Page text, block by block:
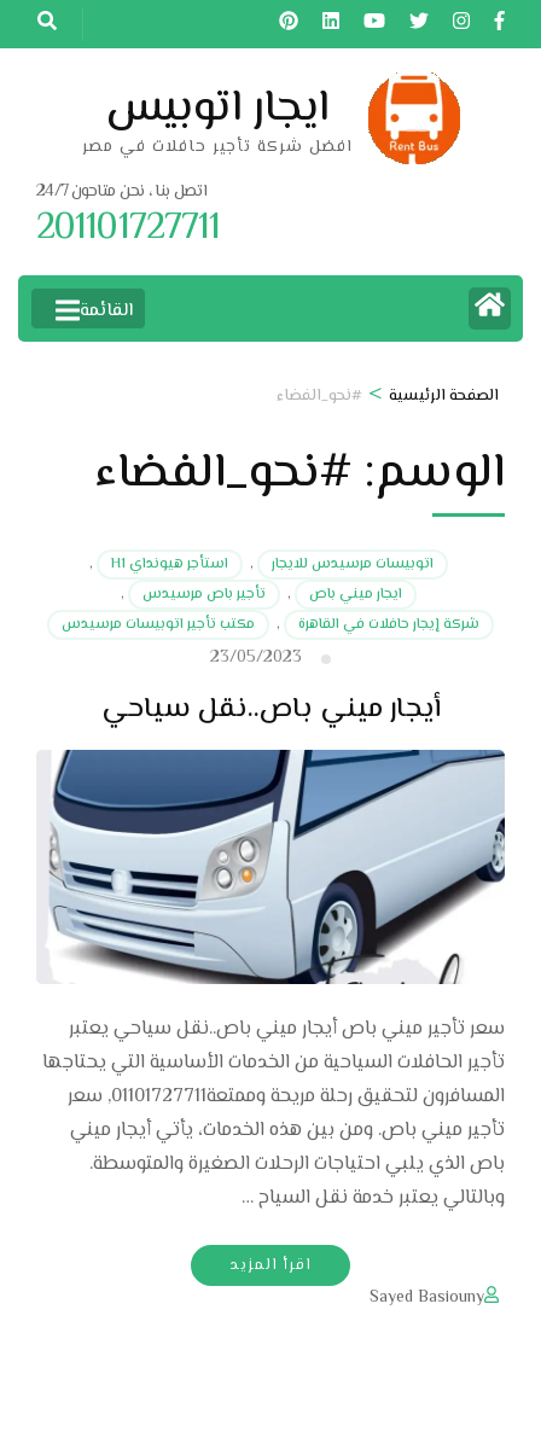
تخطى
إلى
ايجار اتوبيس
افضل شركة تأجير حافلات في مصر
اتصل بنا ، نحن متاحون 24/7
201101727711
القائمة
الصفحة الرئيسية > #نحو_الفضاء
الوسم: #نحو_الفضاء
اتوبيسات مرسيدس للايجار , استأجر هيونداي H1
,
ايجار ميني باص
, تأجير باص مرسيدس
,
شركة إيجار حافلات في القاهرة
, مكتب تأجير اتوبيسات مرسيدس
23/05/2023
أيجار ميني باص..نقل سياحي
سعر تأجير ميني باص أيجار ميني باص..نقل سياحي يعتبر
تأجير الحافلات السياحية من الخدمات الأساسية التي يحتاجها
المسافرون لتحقيق رحلة مريحة وممتعة01101727711, سعر
تأجير ميني باص. ومن بين هذه الخدمات، يأتي أيجار ميني
باص الذي يلبي احتياجات الرحلات الصغيرة والمتوسطة.
وبالتالي يعتبر خدمة نقل السياح …
اقرأ المزيد
Sayed Basiouny